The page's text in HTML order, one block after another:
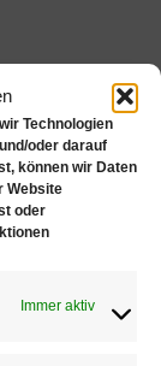
Technologien
oder darauf
können wir Daten
Website
oder
Immer aktiv
werden.
die
chemischen